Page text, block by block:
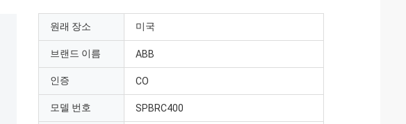
원래 장소 미국
브랜드 이름 ABB
인증 CO
모델 번호 SPBRC400